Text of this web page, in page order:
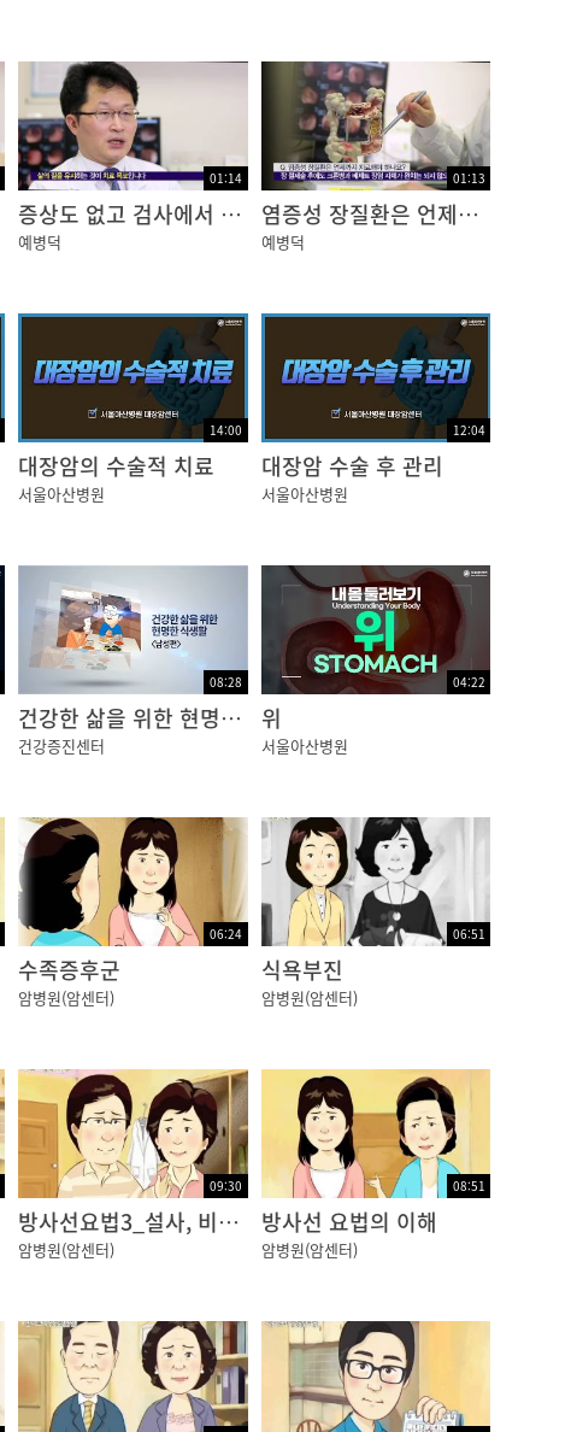
01:14
증상도 없고 검사에서 장의 염증이 좋아져도 약을 계속 먹어야 하나요?
예병덕
01:13
염증성 장질환은 언제까지 치료해야 하나요?
예병덕
14:00
대장암의 수술적 치료
서울아산병원
12:04
대장암 수술 후 관리
서울아산병원
08:28
건강한 삶을 위한 현명한 식생활 남성편
건강증진센터
04:22
위
서울아산병원
06:24
수족증후군
암병원(암센터)
06:51
식욕부진
암병원(암센터)
09:30
방사선요법3_설사, 비뇨생식기 변화
암병원(암센터)
08:51
방사선 요법의 이해
암병원(암센터)